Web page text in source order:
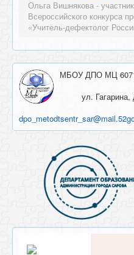
Ольга Вишнякова -
Всероссийского конкурса
«Учитель-дефектолог
МБОУ ДПО МЦ
ул.